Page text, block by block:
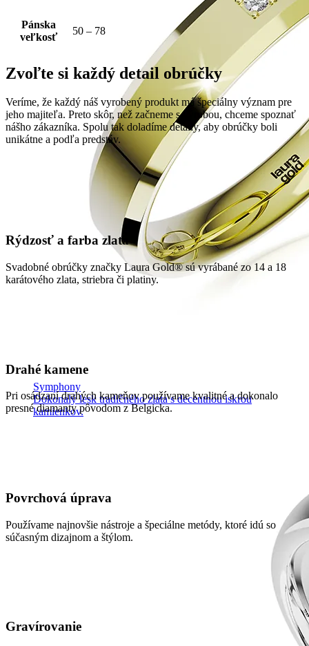
Symphony
Dokonalý lesk tradičného zlata s decentnou iskrou
kamienkov.
Pánska
veľkosť
50 – 78
Zvoľte si každý detail obrúčky
Veríme, že každý náš vyrobený produkt má špeciálny význam pre
jeho majiteľa. Preto skôr, než začneme s výrobou, chceme spoznať
nášho zákazníka. Spolu tak doladíme detaily, aby obrúčky boli
unikátne a podľa predstáv.
Rýdzosť a farba zlata
Svadobné obrúčky značky Laura Gold® sú vyrábané zo 14 a 18
karátového zlata, striebra či platiny.
Drahé kamene
Pri osádzaní drahých kameňov používame kvalitné a dokonalo
presné diamanty pôvodom z Belgicka.
Povrchová úprava
Používame najnovšie nástroje a špeciálne metódy, ktoré idú so
súčasným dizajnom a štýlom.
Gravírovanie